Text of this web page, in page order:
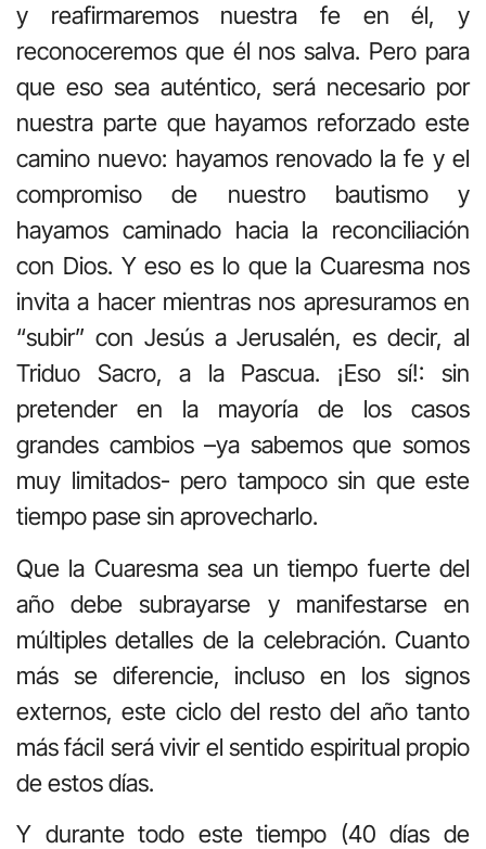
y reafirmaremos nuestra fe en él, y
reconoceremos que él nos salva. Pero para
que eso sea auténtico, será necesario por
nuestra parte que hayamos reforzado este
camino nuevo: hayamos renovado la fe y el
compromiso de nuestro bautismo y
hayamos caminado hacia la reconciliación
con Dios. Y eso es lo que la Cuaresma nos
invita a hacer mientras nos apresuramos en
“subir” con Jesús a Jerusalén, es decir, al
Triduo Sacro, a la Pascua. ¡Eso sí!: sin
pretender en la mayoría de los casos
grandes cambios –ya sabemos que somos
muy limitados- pero tampoco sin que este
tiempo pase sin aprovecharlo.
Que la Cuaresma sea un tiempo fuerte del
año debe subrayarse y manifestarse en
múltiples detalles de la celebración. Cuanto
más se diferencie, incluso en los signos
externos, este ciclo del resto del año tanto
más fácil será vivir el sentido espiritual propio
de estos días.
Y durante todo este tiempo (40 días de